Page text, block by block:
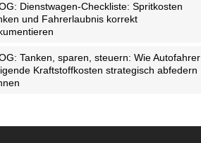
Dienstwagen-Checkliste: Spritkosten
und Fahrerlaubnis korrekt
Tanken, sparen, steuern: Wie Autofahrer
Kraftstoffkosten strategisch abfedern